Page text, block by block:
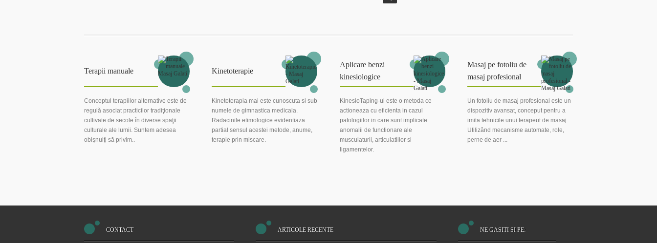
Terapii manuale
Conceptul terapiilor alternative este de
regulă asociat practicilor tradiţionale
cultivate de secole în diverse spaţii
culturale ale lumii. Suntem adesea
obişnuiţi să privim..
Kinetoterapie
Kinetoterapia mai este cunoscuta si sub
numele de gimnastica medicala.
Radacinile etimologice evidentiaza
partial sensul acestei metode, anume,
terapie prin miscare.
Aplicare benzi
kinesiologice
KinesioTaping-ul este o metoda ce
actioneaza cu eficienta in cazul
patologiilor in care sunt implicate
anomalii de functionare ale
musculaturii, articulatiilor si
ligamentelor.
Masaj pe fotoliu de
masaj profesional
Un fotoliu de masaj profesional este un
dispozitiv avansat, conceput pentru a
imita tehnicile unui terapeut de masaj.
Utilizând mecanisme automate, role,
perne de aer ...
CONTACT ARTICOLE RECENTE NE GASITI SI PE: